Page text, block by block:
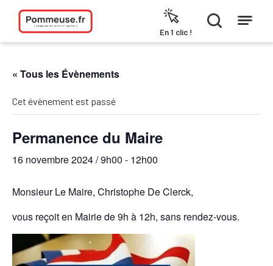
Aller au contenu
En 1 clic !
« Tous les Évènements
Cet évènement est passé
Permanence du Maire
16 novembre 2024 / 9h00 - 12h00
Monsieur Le Maire, Christophe De Clerck,
vous reçoit en Mairie de 9h à 12h, sans rendez-vous.